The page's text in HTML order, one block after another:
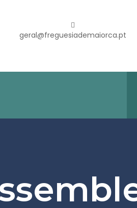
geral@freguesiademaiorca.pt